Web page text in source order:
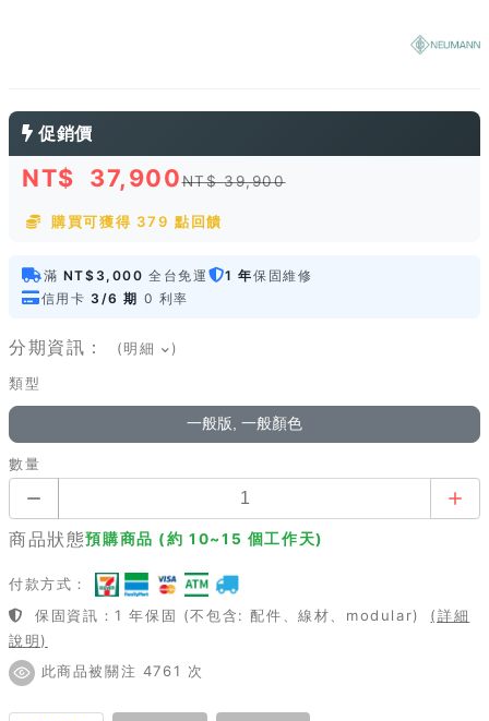
促銷價
NT$ 37,900NT$ 39,900
購買可獲得 379 點回饋
滿 NT$3,000 全台免運 1 年保固維修
信用卡 3/6 期 0 利率
分期資訊： (明細 )
類型
一般版, 一般顏色
數量
商品狀態預購商品 (約 10~15 個工作天)
付款方式：
保固資訊：1 年保固 (不包含: 配件、線材、modular)
(詳細
說明)
此商品被關注 4761 次